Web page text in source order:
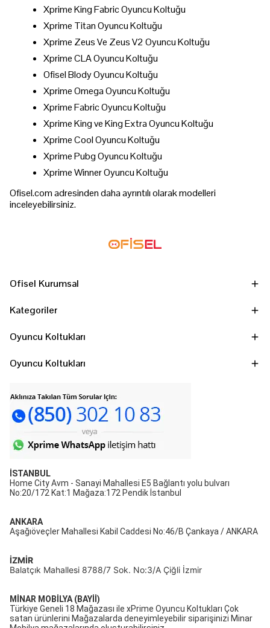
Xprime King Fabric Oyuncu Koltuğu
Xprime Titan Oyuncu Koltuğu
Xprime Zeus Ve Zeus V2 Oyuncu Koltuğu
Xprime CLA Oyuncu Koltuğu
Ofisel Blody Oyuncu Koltuğu
Xprime Omega Oyuncu Koltuğu
Xprime Fabric Oyuncu Koltuğu
Xprime King ve King Extra Oyuncu Koltuğu
Xprime Cool Oyuncu Koltuğu
Xprime Pubg Oyuncu Koltuğu
Xprime Winner Oyuncu Koltuğu
Ofisel.com adresinden daha ayrıntılı olarak modelleri
inceleyebilirsiniz.
Ofisel Kurumsal
Kategoriler
Oyuncu Koltukları
Oyuncu Koltukları
İSTANBUL
Home City Avm - Sanayi Mahallesi E5 Bağlantı yolu bulvarı
No:20/172 Kat:1 Mağaza:172 Pendik İstanbul
ANKARA
Aşağıöveçler Mahallesi Kabil Caddesi No:46/B Çankaya / ANKARA
İZMİR
Balatçık Mahallesi 8788/7 Sok. No:3/A Çiğli İzmir
MİNAR MOBİLYA (BAYİİ)
Türkiye Geneli 18 Mağazası ile xPrime Oyuncu Koltukları Çok
satan ürünlerini Mağazalarda deneyimleyebilir siparişinizi Minar